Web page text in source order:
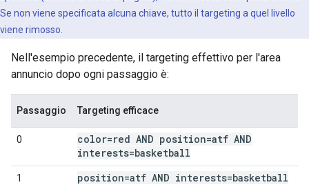
Se non viene specificata alcuna chiave, tutto il targeting a quel livello
viene rimosso.
Nell'esempio precedente, il targeting effettivo per l'area
annuncio dopo ogni passaggio è:
Passaggio Targeting efficace
0
color=red AND position=atf AND
interests=basketball
1 position=atf AND interests=basketball